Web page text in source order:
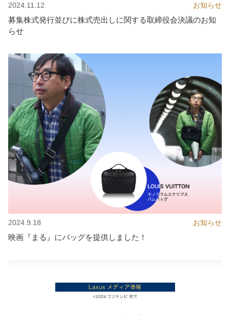
2024.11.12 お知らせ
募集株式発行並びに株式売出しに関する取締役会決議のお知
らせ
2024.9.18 お知らせ
映画『まる』にバッグを提供しました！